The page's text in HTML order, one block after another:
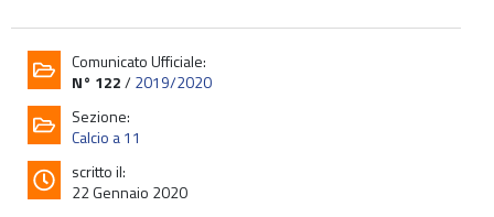
Comunicato Ufficiale:
N° 122/2019/2020
Sezione:
Calcio a 11
scritto il:
22 Gennaio 2020